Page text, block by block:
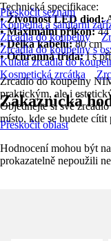
Technická specifikace:
•Životnost LED diod:
•Maximální příkon:44
•Délka kabelu:80 cm
•Ochranná třída:I s
Zrcadlo do koupelny
praktickým, ale i
Objednejte si své
místo, kde se budete cítit
Přeskočit seznam
Koupelna a sanitární
Zrcadla do koupelny
Zrcadla do koupelny s
Kulatá zrcadla do
Kosmetická zrcátka
Zákaznická
Přeskočit oblast
Hodnocení mohou být
prokazatelně nepoužili